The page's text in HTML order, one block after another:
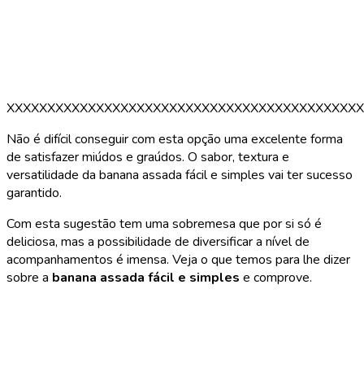
Não é difícil conseguir com esta opção uma excelente forma
de satisfazer miúdos e graúdos. O sabor, textura e
versatilidade da banana assada fácil e simples vai ter sucesso
garantido.
Com esta sugestão tem uma sobremesa que por si só é
deliciosa, mas a possibilidade de diversificar a nível de
acompanhamentos é imensa. Veja o que temos para lhe dizer
sobre a banana assada fácil e simples e comprove.